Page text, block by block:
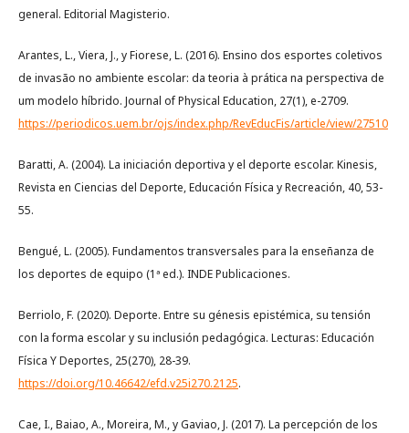
general. Editorial Magisterio.
Arantes, L., Viera, J., y Fiorese, L. (2016). Ensino dos esportes coletivos
de invasão no ambiente escolar: da teoria à prática na perspectiva de
um modelo híbrido. Journal of Physical Education, 27(1), e-2709.
https://periodicos.uem.br/ojs/index.php/RevEducFis/article/view/27510
Baratti, A. (2004). La iniciación deportiva y el deporte escolar. Kinesis,
Revista en Ciencias del Deporte, Educación Física y Recreación, 40, 53-
55.
Bengué, L. (2005). Fundamentos transversales para la enseñanza de
los deportes de equipo (1ª ed.). INDE Publicaciones.
Berriolo, F. (2020). Deporte. Entre su génesis epistémica, su tensión
con la forma escolar y su inclusión pedagógica. Lecturas: Educación
Física Y Deportes, 25(270), 28-39.
https://doi.org/10.46642/efd.v25i270.2125.
Cae, I., Baiao, A., Moreira, M., y Gaviao, J. (2017). La percepción de los